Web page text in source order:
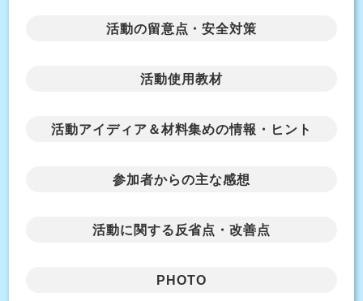
活動の留意点・安全対策
活動使用教材
活動アイディア＆材料集めの情報・ヒント
参加者からの主な感想
活動に関する反省点・改善点
PHOTO